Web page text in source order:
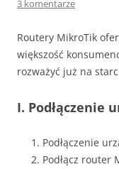
3 komentarze
Routery MikroTik
większość
rozważyć już na
I. Podłączenie
Podłączenie
Podłącz router